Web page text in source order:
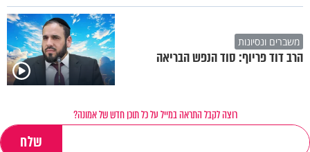
משברים ונסיונות
הרב דוד פריוף: סוד הנפש הבריאה
רוצה לקבל התראה במייל על כל תוכן חדש של אמונה?